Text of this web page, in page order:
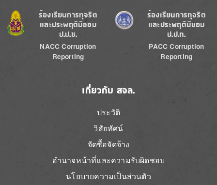
Image
ร้องเรียนการทุจริต
และประพฤติมิชอบ
ป.ป.ช.
NACC Corruption
Reporting
Image
ร้องเรียนการทุจริต
และประพฤติมิชอบ
ป.ป.ท.
PACC Corruption
Reporting
เกี่ยวกับ สจล.
ประวัติ
วิสัยทัศน์
จัดซื้อจัดจ้าง
อำนาจหน้าที่และความรับผิดชอบ
นโยบายความเป็นส่วนตัว